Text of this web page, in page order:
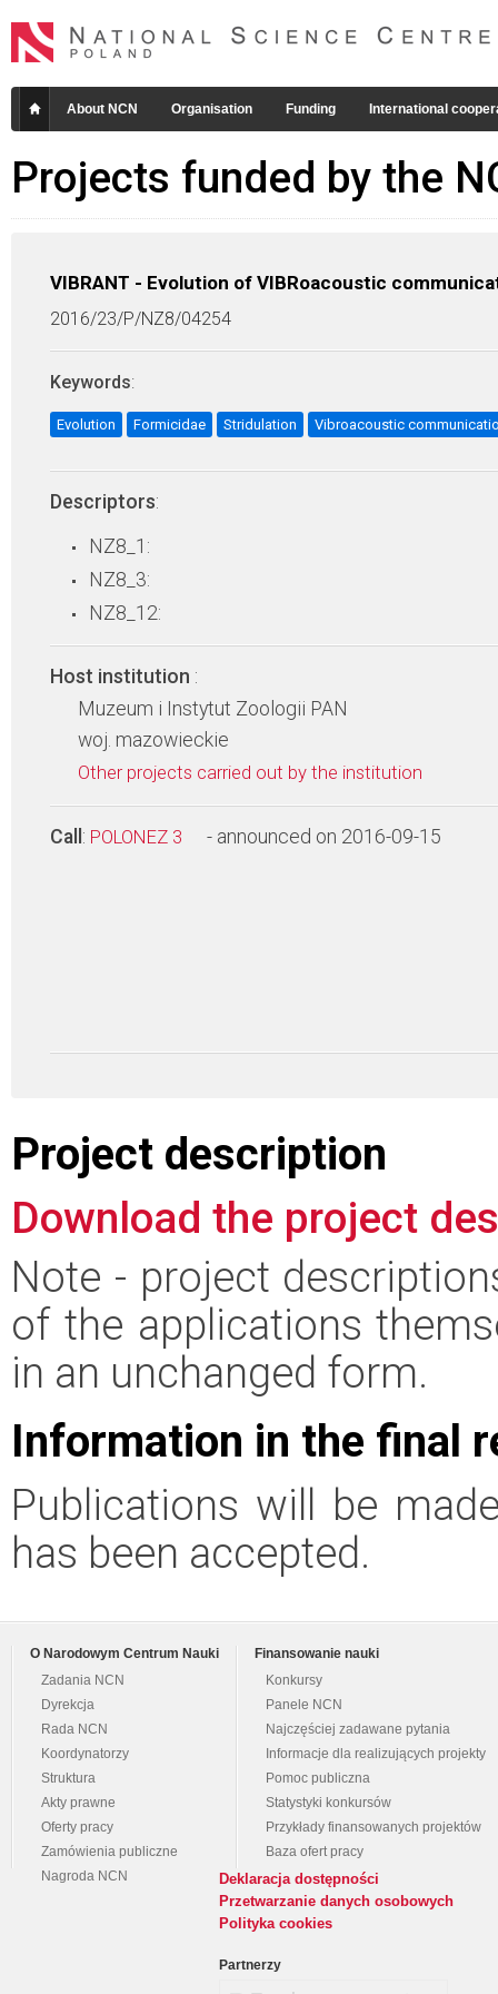
About NCN Organisation Funding International
Projects funded by the
VIBRANT - Evolution of VIBRoacoustic
2016/23/P/NZ8/04254
Keywords:
Evolution Formicidae Stridulation Vibroacoustic
Descriptors:
NZ8_1:
NZ8_3:
NZ8_12:
Host institution :
Muzeum i Instytut Zoologii PAN
woj. mazowieckie
Other projects carried out by the institution
Call : POLONEZ 3 - announced on 2016-09-15
Project description
Download the project
Note - project
of the applications
in an unchanged form.
Information in the final
Publications will be
has been accepted.
O Narodowym Centrum Nauki
Zadania NCN
Dyrekcja
Rada NCN
Koordynatorzy
Struktura
Akty prawne
Oferty pracy
Zamówienia publiczne
Nagroda NCN
Finansowanie nauki
Konkursy
Panele NCN
Najczęściej zadawane pytania
Informacje dla realizujących projekty
Pomoc publiczna
Statystyki konkursów
Przykłady finansowanych projektów
Baza ofert pracy
Deklaracja dostępności
Przetwarzanie danych osobowych
Polityka cookies
Partnerzy